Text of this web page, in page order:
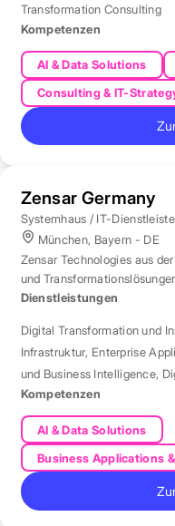
Transformation Consulting
Kompetenzen
AI & Data Solutions
Consulting & IT-
Zensar Germany
Systemhaus / IT-
München, Bayern - DE
Zensar Technologies aus
und
Dienstleistungen
Digital Transformation und
Infrastruktur, Enterprise
und Business Intelligence,
Kompetenzen
AI & Data Solutions
Business Applications